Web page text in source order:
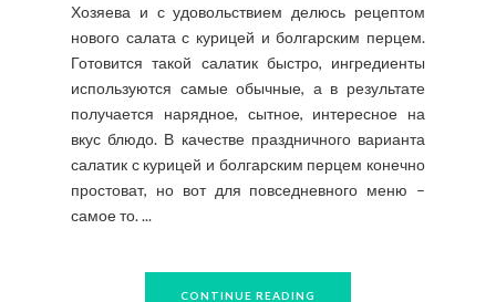
Хозяева и с удовольствием делюсь рецептом
нового салата с курицей и болгарским перцем.
Готовится такой салатик быстро, ингредиенты
используются самые обычные, а в результате
получается нарядное, сытное, интересное на
вкус блюдо. В качестве праздничного варианта
салатик с курицей и болгарским перцем конечно
простоват, но вот для повседневного меню –
самое то. ...
CONTINUE READING